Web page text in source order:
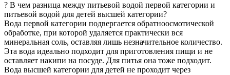
? В чем разница между питьевой водой первой категории и
питьевой водой для детей высшей категории?
Вода первой категории подвергается обратноосмотической
обработке, при которой удаляется практически вся
минеральная соль, оставляя лишь незначительное количество.
Эта вода идеально подходит для приготовления пищи и не
оставляет накипи на посуде. Для питья она тоже подходит.
Вода высшей категории для детей не проходит через